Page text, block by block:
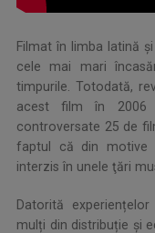
Filmat în limba latină
cele mai mari
timpurile. Totodată,
acest film în
controversate 25 de
faptul că din motive
interzis în unele ţări
Datorită
mulți din distribuție și